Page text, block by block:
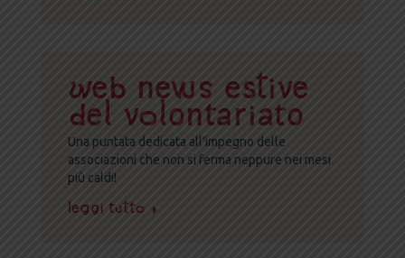
Web news estive
del volontariato
Una puntata dedicata all’impegno delle
associazioni che non si ferma neppure nei mesi
più caldi!
Leggi tutto